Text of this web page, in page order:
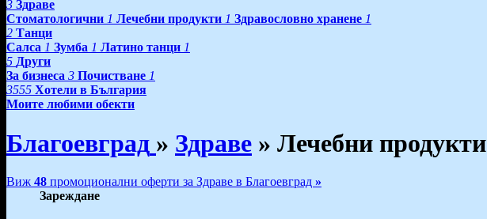
3 Здраве
Стоматологични 1 Лечебни продукти 1 Здравословно хранене 1
2 Танци
Салса 1 Зумба 1 Латино танци 1
5 Други
За бизнеса 3 Почистване 1
3555 Хотели в България
Моите любими обекти
Благоевград » Здраве » Лечебни продукти
Виж 48 промоционални оферти за Здраве в Благоевград »
Зареждане